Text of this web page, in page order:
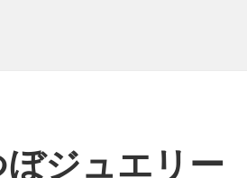
ジュエリー